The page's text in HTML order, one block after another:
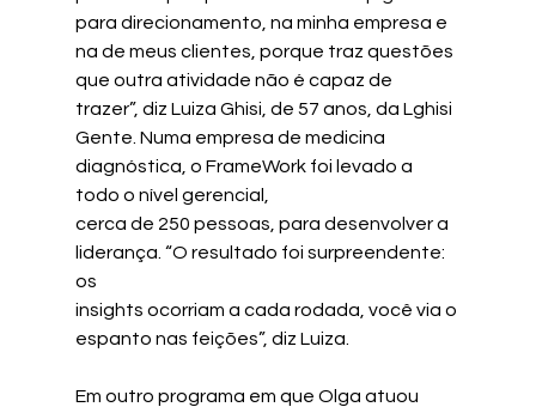
para direcionamento, na minha empresa e
na de meus clientes, porque traz questões
que outra atividade não é capaz de
trazer”, diz Luiza Ghisi, de 57 anos, da Lghisi
Gente. Numa empresa de medicina
diagnóstica, o FrameWork foi levado a
todo o nível gerencial,
cerca de 250 pessoas, para desenvolver a
liderança. “O resultado foi surpreendente:
os
insights ocorriam a cada rodada, você via o
espanto nas feições”, diz Luiza.
Em outro programa em que Olga atuou